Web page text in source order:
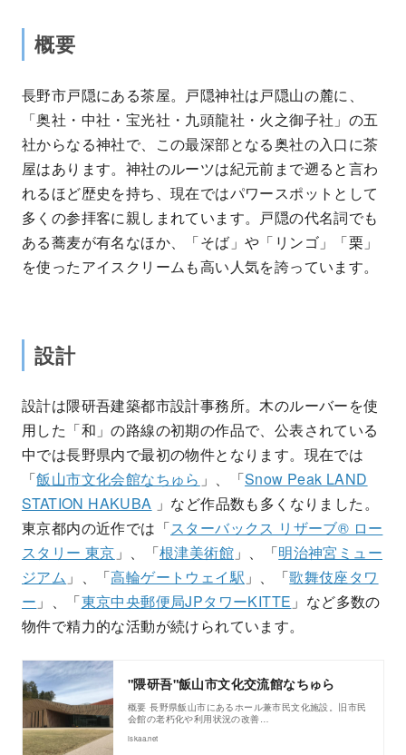
概要
長野市戸隠にある茶屋。戸隠神社は戸隠山の麓に、
「奥社・中社・宝光社・九頭龍社・火之御子社」の五
社からなる神社で、この最深部となる奥社の入口に茶
屋はあります。神社のルーツは紀元前まで遡ると言わ
れるほど歴史を持ち、現在ではパワースポットとして
多くの参拝客に親しまれています。戸隠の代名詞でも
ある蕎麦が有名なほか、「そば」や「リンゴ」「栗」
を使ったアイスクリームも高い人気を誇っています。
設計
設計は隈研吾建築都市設計事務所。木のルーバーを使
用した「和」の路線の初期の作品で、公表されている
中では長野県内で最初の物件となります。現在では
「飯山市文化会館なちゅら 」、「Snow Peak LAND
STATION HAKUBA 」など作品数も多くなりました。
東京都内の近作では「スターバックス リザーブ® ロー
スタリー 東京 」、「根津美術館 」、「明治神宮ミュー
ジアム 」、「高輪ゲートウェイ駅 」、「歌舞伎座タワ
ー 」、「東京中央郵便局JPタワーKITTE 」など多数の
物件で精力的な活動が続けられています。
"隈研吾"飯山市文化交流館なちゅら
概要 長野県飯山市にあるホール兼市民文化施設。旧市民
会館の老朽化や利用状況の改善…
iskaa.net